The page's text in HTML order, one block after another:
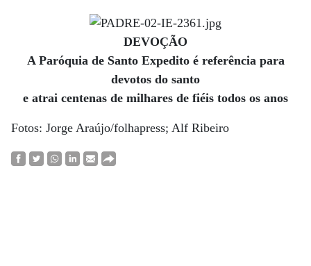
DEVOÇÃO
A Paróquia de Santo Expedito é referência para
devotos do santo
e atrai centenas de milhares de fiéis todos os anos
Fotos: Jorge Araújo/folhapress; Alf Ribeiro